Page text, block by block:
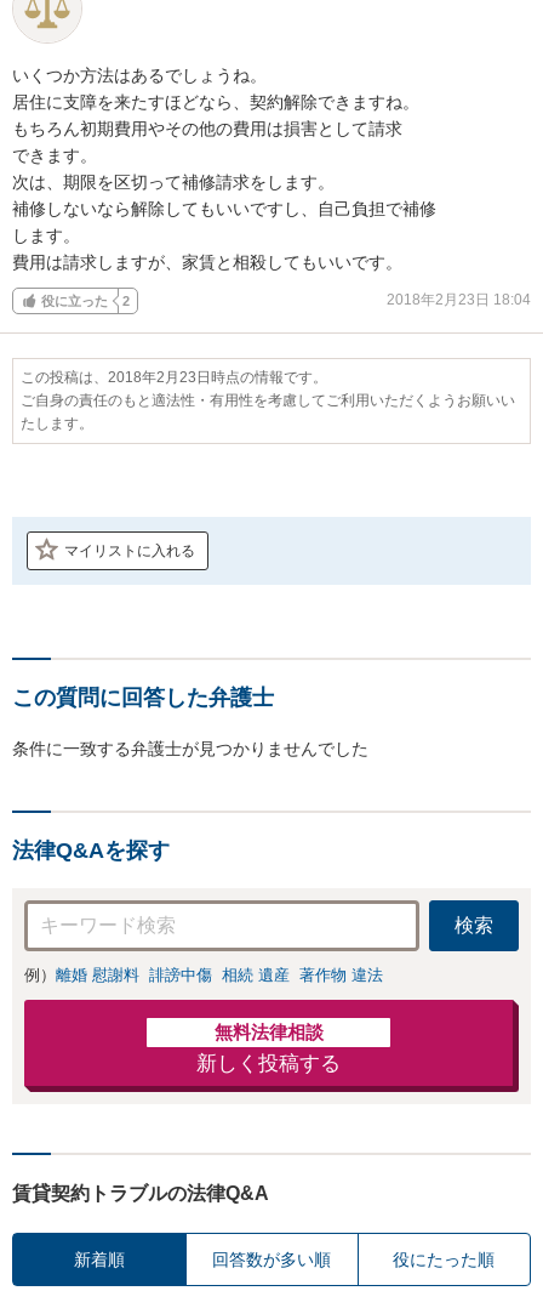
いくつか方法はあるでしょうね。
居住に支障を来たすほどなら、契約解除できますね。
もちろん初期費用やその他の費用は損害として請求
できます。
次は、期限を区切って補修請求をします。
補修しないなら解除してもいいですし、自己負担で補修
します。
費用は請求しますが、家賃と相殺してもいいです。
役に立った 2 2018年2月23日 18:04
この投稿は、2018年2月23日時点の情報です。
ご自身の責任のもと適法性・有用性を考慮してご利用いただくようお願いい
たします。
マイリストに入れる
この質問に回答した弁護士
条件に一致する弁護士が見つかりませんでした
法律Q&Aを探す
検索
例） 離婚 慰謝料 誹謗中傷 相続 遺産 著作物 違法
無料法律相談
新しく投稿する
賃貸契約トラブルの法律Q&A
新着順 回答数が多い順 役にたった順